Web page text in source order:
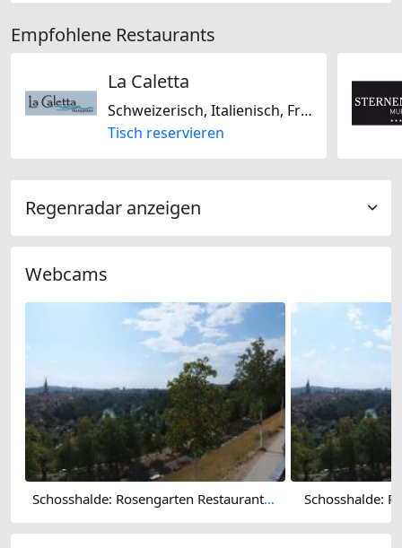
Empfohlene Restaurants
La Caletta
Schweizerisch, Italienisch, Französisch
Tisch reservieren
Regenradar anzeigen
Webcams
Schosshalde: Rosengarten Restaurant 180° Schosshalde: